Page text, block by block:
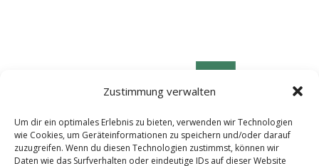
Zustimmung verwalten
Um dir ein optimales Erlebnis zu bieten, verwenden wir Technologien
wie Cookies, um Geräteinformationen zu speichern und/oder darauf
zuzugreifen. Wenn du diesen Technologien zustimmst, können wir
Daten wie das Surfverhalten oder eindeutige IDs auf dieser Website